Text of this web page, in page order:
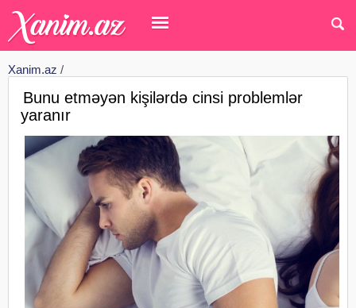
Xanim.az /
Bunu etməyən kişilərdə cinsi problemlər
yaranır